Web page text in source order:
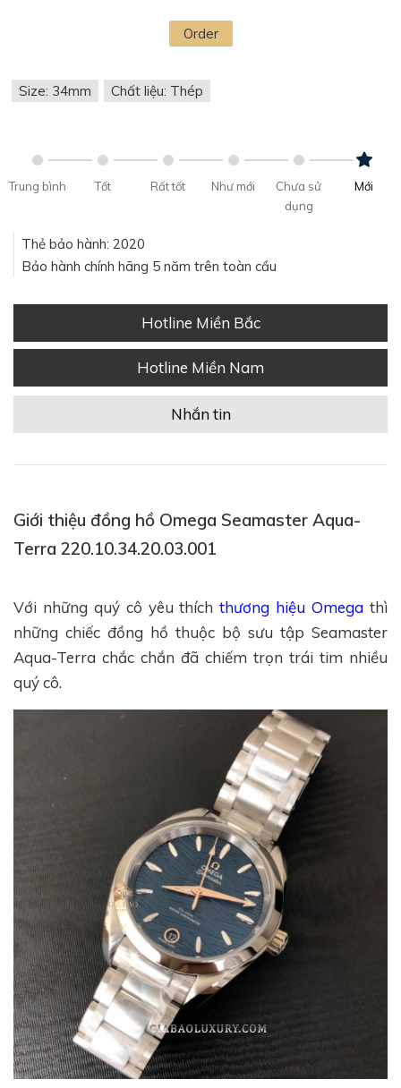
Order
Size: 34mm Chất liệu: Thép
Trung bình Tốt Rất tốt Như mới
Chưa sử
dụng
Mới
Thẻ bảo hành: 2020
Bảo hành chính hãng 5 năm trên toàn cầu
Hotline Miền Bắc
Hotline Miền Nam
Nhắn tin
Giới thiệu đồng hồ Omega Seamaster Aqua-
Terra 220.10.34.20.03.001
Với những quý cô yêu thíchthương hiệu Omega thì
những chiếc đồng hồ thuộc bộ sưu tập Seamaster
Aqua-Terra chắc chắn đã chiếm trọn trái tim nhiều
quý cô.